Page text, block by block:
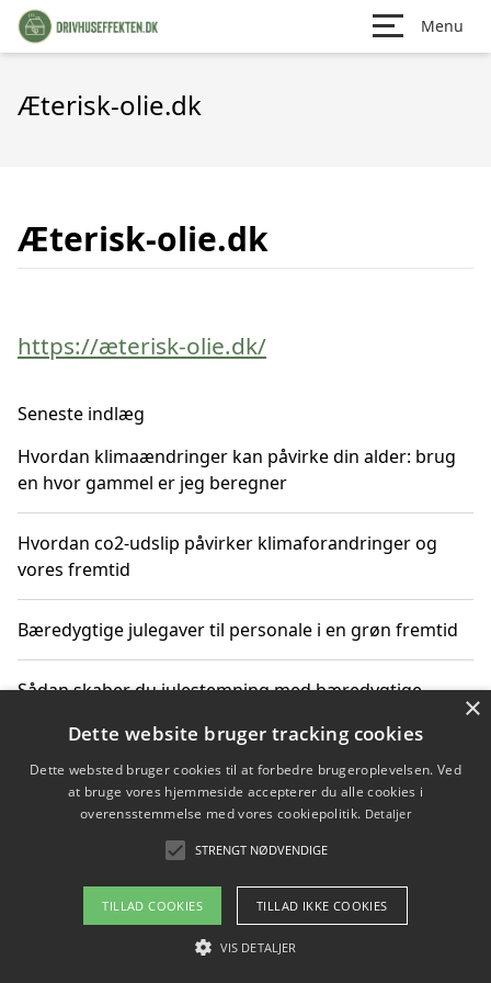
Menu
Æterisk-olie.dk
Æterisk-olie.dk
https://æterisk-olie.dk/
Seneste indlæg
Hvordan klimaændringer kan påvirke din alder: brug
en hvor gammel er jeg beregner
Hvordan co2-udslip påvirker klimaforandringer og
vores fremtid
Bæredygtige julegaver til personale i en grøn fremtid
Sådan skaber du julestemning med bæredygtige
Sådan skaber du et bæredygtigt hjem med familien i
Copyright 2026 - Pilanto Aps
Om / kontakt
×
Dette website bruger tracking cookies
Dette websted bruger cookies til at forbedre brugeroplevelsen. Ved
at bruge vores hjemmeside accepterer du alle cookies i
overensstemmelse med vores cookiepolitik. Detaljer
STRENGT NØDVENDIGE
TILLAD COOKIES TILLAD IKKE COOKIES
VIS DETALJER